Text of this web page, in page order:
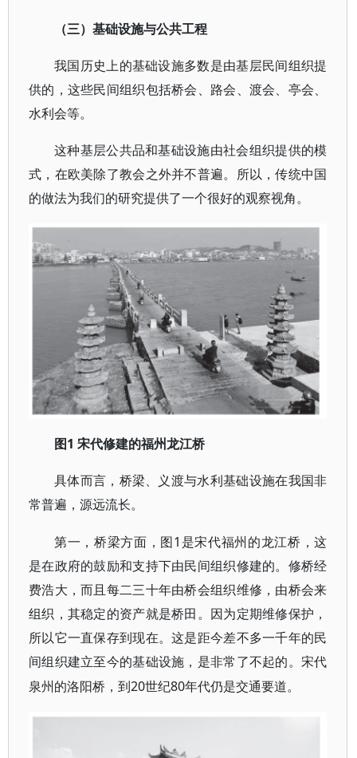
（三）基础设施与公共工程
我国历史上的基础设施多数是由基层民间组织提
供的，这些民间组织包括桥会、路会、渡会、亭会、
水利会等。
这种基层公共品和基础设施由社会组织提供的模
式，在欧美除了教会之外并不普遍。所以，传统中国
的做法为我们的研究提供了一个很好的观察视角。
图1 宋代修建的福州龙江桥
具体而言，桥梁、义渡与水利基础设施在我国非
常普遍，源远流长。
第一，桥梁方面，图 1是宋代福州的龙江桥 ，这
是在政府的鼓励和支持下由民间组织修建的。修桥经
费浩大，而且每二三十年由桥会组织维修，由桥会来
组织，其稳定的资产就是桥田。因为定期维修保护，
所以它一直保存到现在。这是距今差不多一千年的民
间组织建立至今的基础设施，是非常了不起的。宋代
泉州的洛阳桥，到 20世纪80年代仍是交通要道。